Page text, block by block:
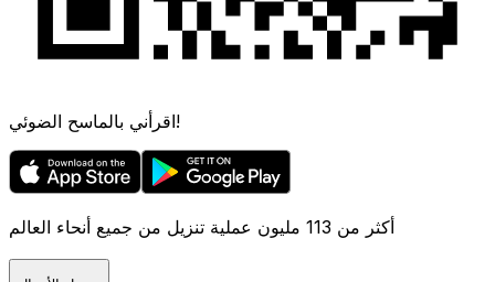
اقرأني بالماسح الضوئي!
أكثر من 113 مليون عملية تنزيل من جميع أنحاء العالم